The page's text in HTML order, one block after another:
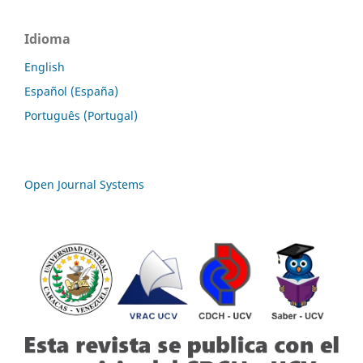
Idioma
English
Español (España)
Português (Portugal)
Open Journal Systems